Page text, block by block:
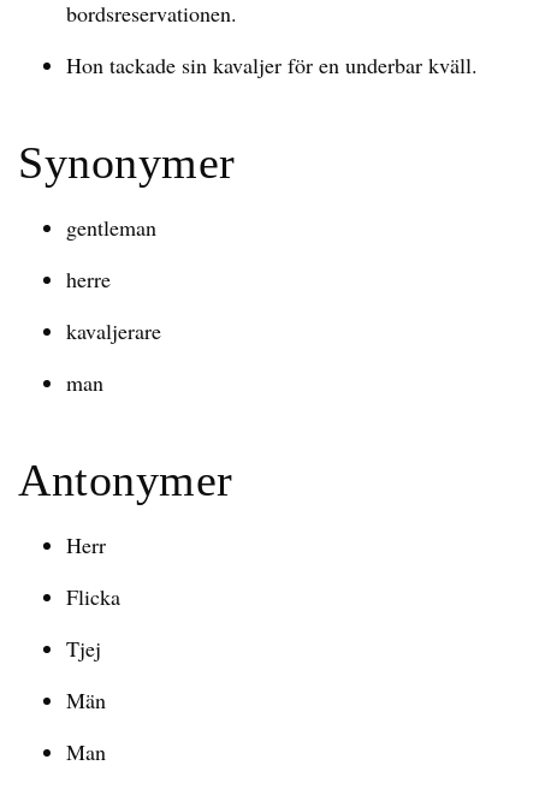
bordsreservationen.
Hon tackade sin kavaljer för en underbar kväll.
Synonymer
gentleman
herre
kavaljerare
man
Antonymer
Herr
Flicka
Tjej
Män
Man